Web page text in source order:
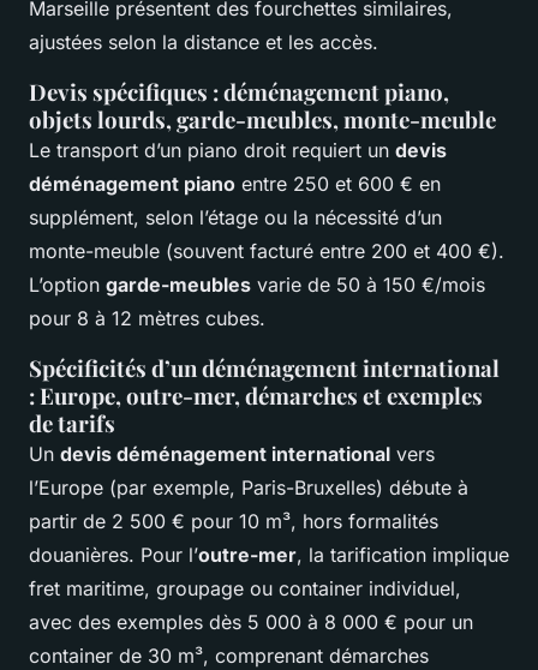
Marseille présentent des fourchettes similaires,
ajustées selon la distance et les accès.
Devis spécifiques : déménagement piano,
objets lourds, garde-meubles, monte-meuble
Le transport d’un piano droit requiert un devis
déménagement piano entre 250 et 600 € en
supplément, selon l’étage ou la nécessité d’un
monte-meuble (souvent facturé entre 200 et 400 €).
L’option garde-meubles varie de 50 à 150 €/mois
pour 8 à 12 mètres cubes.
Spécificités d’un déménagement international
: Europe, outre-mer, démarches et exemples
de tarifs
Un devis déménagement international vers
l’Europe (par exemple, Paris-Bruxelles) débute à
partir de 2 500 € pour 10 m³, hors formalités
douanières. Pour l’outre-mer, la tarification implique
fret maritime, groupage ou container individuel,
avec des exemples dès 5 000 à 8 000 € pour un
container de 30 m³, comprenant démarches